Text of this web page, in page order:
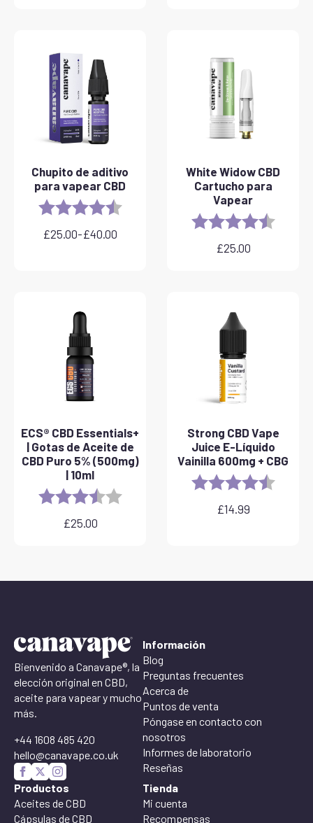
Chupito de aditivo
para vapear CBD
Rating: 4.8 out of 5 stars
£25.00-£40.00
Rango
hasta
£40.00
White Widow CBD
Cartucho para
Vapear
Rating: 4.6 out
£25.00
ECS® CBD Essentials+
| Gotas de Aceite de
CBD Puro 5% (500mg)
| 10ml
Rating: 3.8 out of 5 stars
£25.00
Strong CBD Vape
Juice E-Líquido
Vainilla 600mg + CBG
Rating: 4.6 out
£14.99
Bienvenido a Canavape®, la
elección original en CBD,
aceite para vapear y mucho
más.
+44 1608 485 420
hello@canavape.co.uk
Información
Blog
Preguntas frecuentes
Acerca de
Puntos de venta
Póngase en contacto con
nosotros
Informes de laboratorio
Reseñas
Productos
Aceites de CBD
Cápsulas de CBD
Tienda
Mi cuenta
Recompensas